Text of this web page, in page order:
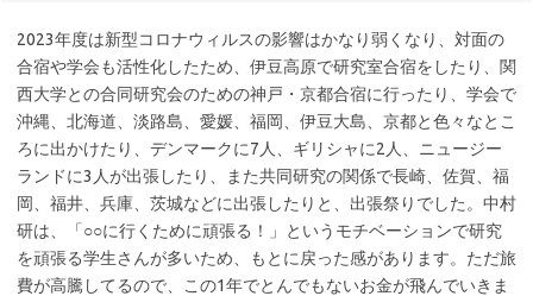
2023年度は新型コロナウィルスの影響はかなり弱くなり、対面の
合宿や学会も活性化したため、伊豆高原で研究室合宿をしたり、関
西大学との合同研究会のための神戸・京都合宿に行ったり、学会で
沖縄、北海道、淡路島、愛媛、福岡、伊豆大島、京都と色々なとこ
ろに出かけたり、デンマークに7人、ギリシャに2人、ニュージー
ランドに3人が出張したり、また共同研究の関係で長崎、佐賀、福
岡、福井、兵庫、茨城などに出張したりと、出張祭りでした。中村
研は、「○○に行くために頑張る！」というモチベーションで研究
を頑張る学生さんが多いため、もとに戻った感があります。ただ旅
費が高騰してるので、この1年でとんでもないお金が飛んでいきま